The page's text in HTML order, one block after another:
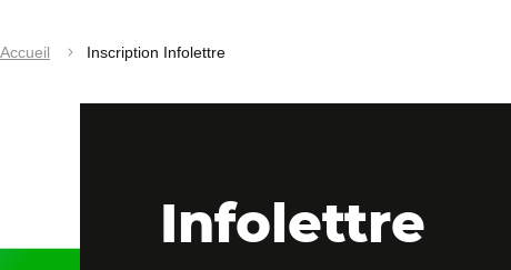
Accueil Inscription Infolettre
Infolettre